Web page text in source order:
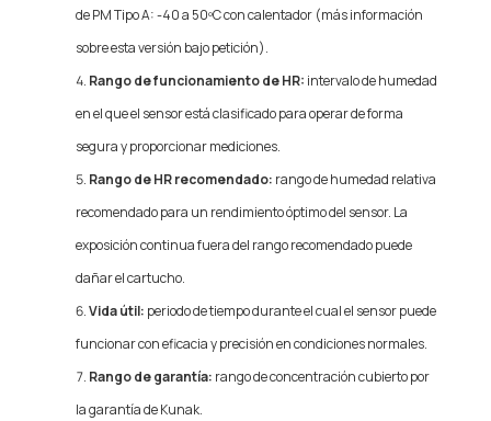
de PM Tipo A: -40 a 50ºC con calentador (más información
sobre esta versión bajo petición).
Rango de funcionamiento de HR: intervalo de humedad
en el que el sensor está clasificado para operar de forma
segura y proporcionar mediciones.
Rango de HR recomendado: rango de humedad relativa
recomendado para un rendimiento óptimo del sensor. La
exposición continua fuera del rango recomendado puede
dañar el cartucho.
Vida útil: periodo de tiempo durante el cual el sensor puede
funcionar con eficacia y precisión en condiciones normales.
Rango de garantía: rango de concentración cubierto por
la garantía de Kunak.